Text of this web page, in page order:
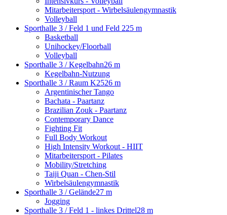
Mitarbeitersport - Wirbelsäulengymnastik
Volleyball
Sporthalle 3 / Feld 1 und Feld 225 m
Basketball
Unihockey/Floorball
Volleyball
Sporthalle 3 / Kegelbahn26 m
Kegelbahn-Nutzung
Sporthalle 3 / Raum K2526 m
Argentinischer Tango
Bachata - Paartanz
Brazilian Zouk - Paartanz
Contemporary Dance
Fighting Fit
Full Body Workout
High Intensity Workout - HIIT
Mitarbeitersport - Pilates
Mobility/Stretching
Taiji Quan - Chen-Stil
Wirbelsäulengymnastik
Sporthalle 3 / Gelände27 m
Jogging
Sporthalle 3 / Feld 1 - linkes Drittel28 m